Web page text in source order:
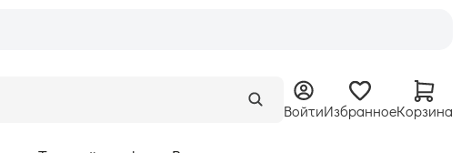
ВойтиИзбранноеКорзина